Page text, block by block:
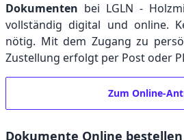
Dokumenten bei LGLN -
vollständig digital und online.
nötig. Mit dem Zugang zu
Zustellung erfolgt per Post oder
Zum Online-
Dokumente Online bestellen